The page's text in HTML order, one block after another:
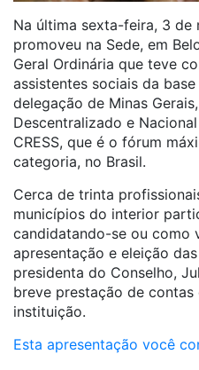
Na última sexta-feira, 3 de
promoveu na Sede, em
Geral Ordinária que teve
assistentes sociais da
delegação de Minas
Descentralizado e
CRESS, que é o fórum
categoria, no Brasil.
Cerca de trinta
municípios do interior
candidatando-se ou como
apresentação e eleição
presidenta do Conselho,
breve prestação de contas
instituição.
Esta apresentação você